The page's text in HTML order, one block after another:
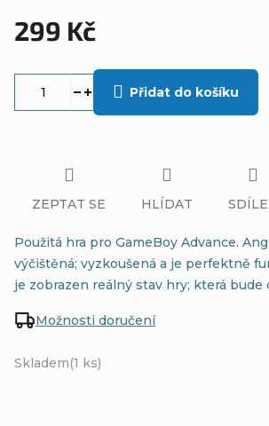
299 Kč
Skladem(1 ks)
Možnosti doručení
Přidat do košíku
Použitá hra pro GameBoy Advance.
výčištěná; vyzkoušená a je perfektně
je zobrazen reálný stav hry; která bude
ZEPTAT SE HLÍDAT